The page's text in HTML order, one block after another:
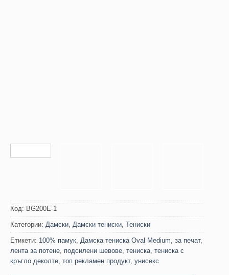
Код: BG200Е-1
Категории: Дамски Дамски тениски Тениски
Етикети: 100% памук Дамска тениска Oval Medium за печат,
лента за потене подсилени шевове тениска тениска с
кръгло деколте топ рекламен продукт, унисекс